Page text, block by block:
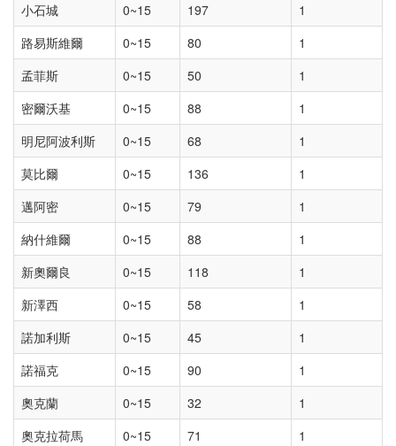
小石城
0~15 197
1
路易斯維爾
0~15 80
1
孟菲斯
0~15 50
1
密爾沃基
0~15 88
1
明尼阿波利斯
0~15 68
1
莫比爾
0~15 136
1
邁阿密
0~15 79
1
納什維爾
0~15 88
1
新奧爾良
0~15 118
1
新澤西
0~15 58
1
諾加利斯
0~15 45
1
諾福克
0~15 90
1
奧克蘭
0~15 32
1
奧克拉荷馬
0~15 71 1